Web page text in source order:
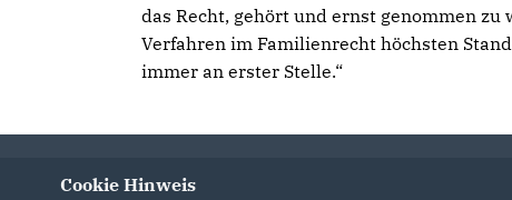
das Recht, gehört und ernst genommen
Verfahren im Familienrecht höchsten
immer an erster Stelle.“
Cookie Hinweis